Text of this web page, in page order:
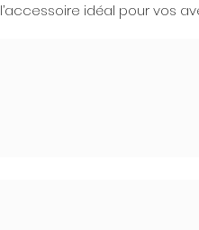
l’accessoire idéal pour vos